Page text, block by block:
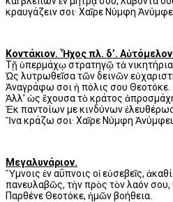
κραυγάζειν σοι· Χαῖρε Νύμφη
Κοντάκιον. Ἦχος πλ. δ’.
Τῇ ὑπερμάχῳ στρατηγῷ τὰ νικητήρια
Ὡς λυτρωθεῖσα τῶν δεινῶν
Ἀναγράφω σοι ἡ πόλις σου Θεοτόκε.
Ἀλλ’ ὡς ἔχουσα τὸ κράτος
Ἐκ παντοίων με κινδύνων
Ἴνα κράζω σοι· Χαῖρε Νύμφη
Μεγαλυνάριον.
Ὕμνοις ἐν αΰπνοις οἱ εὐσεβεῖς,
πανευλαβῶς, τὴν πρὸς τὸν λαόν
Παρθένε Θεοτόκε, ἡμῶν βοήθεια.